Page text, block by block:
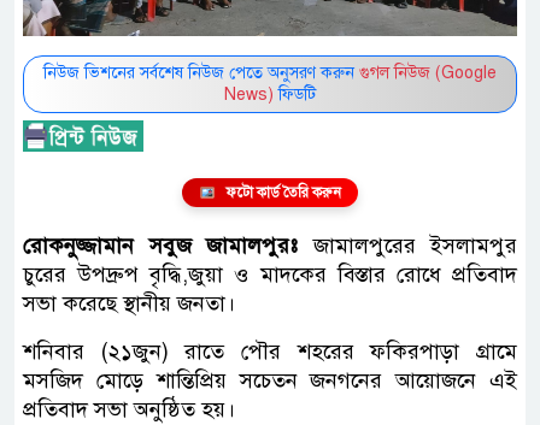
নিউজ ভিশনের সর্বশেষ নিউজ পেতে অনুসরণ করুন গুগল নিউজ (Google
News) ফিডটি
ফটো কার্ড তৈরি করুন
রোকনুজ্জামান সবুজ জামালপুরঃ জামালপুরের ইসলামপুর
চুরের উপদ্রুপ বৃদ্ধি,জুয়া ও মাদকের বিস্তার রোধে প্রতিবাদ
সভা করেছে স্থানীয় জনতা।
শনিবার (২১জুন) রাতে পৌর শহরের ফকিরপাড়া গ্রামে
মসজিদ মোড়ে শান্তিপ্রিয় সচেতন জনগনের আয়োজনে এই
প্রতিবাদ সভা অনুষ্ঠিত হয়।